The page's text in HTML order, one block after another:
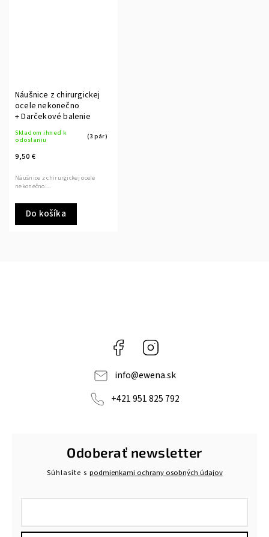
Náušnice z chirurgickej
ocele nekonečno
+ Darčekové balenie
Skladom ihneď k
odoslaniu
(3 pár)
9,50 €
Do košíka
Náušnice z chirurgickej ocele
nekonečno....
Facebook
info@ewena.sk
+421 951 825 792
Odoberať newsletter
Súhlasíte s podmienkami ochrany osobných údajov